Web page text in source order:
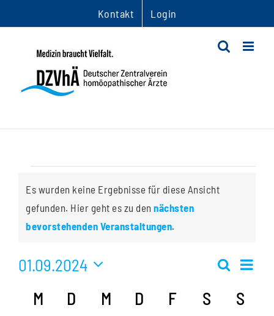
Inhalt
Kontakt Login
Veranstaltungen
Hinweis
Es wurden keine Ergebnisse für diese Ansicht
gefunden. Hier geht es zu den nächsten
bevorstehenden Veranstaltungen.
Suche
SucheMonat
01.09.2024
wählen.
Kalender
M MONTAG
D DIENSTAG
M MITTWOCH
D DONNERSTAG
F FREITAG
S S